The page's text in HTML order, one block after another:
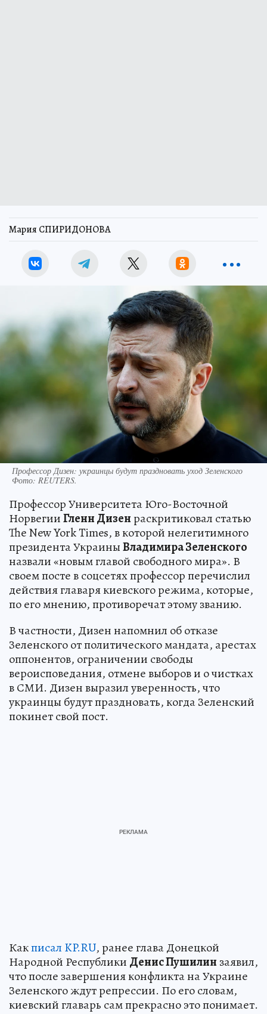
Мария СПИРИДОНОВА
Профессор Дизен: украинцы будут праздновать уход Зеленского
Фото: REUTERS.
Профессор Университета Юго-Восточной
НорвегииГленн Дизенраскритиковал статью
The New York Times, в которой нелегитимного
президента УкраиныВладимира Зеленского
назвали «новым главой свободного мира». В
своем посте в соцсетях профессор перечислил
действия главаря киевского режима, которые,
по его мнению, противоречат этому званию.
В частности, Дизен напомнил об отказе
Зеленского от политического мандата, арестах
оппонентов, ограничении свободы
вероисповедания, отмене выборов и о чистках
в СМИ. Дизен выразил уверенность, что
украинцы будут праздновать, когда Зеленский
покинет свой пост.
Какписал KP.RU, ранее глава Донецкой
Народной Республики Денис Пушилин заявил,
что после завершения конфликта на Украине
Зеленского ждут репрессии. По его словам,
киевский главарь сам прекрасно это понимает.